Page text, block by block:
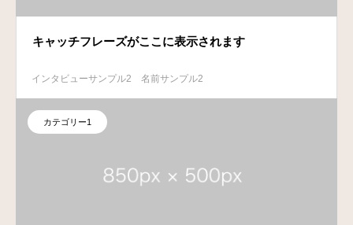
キャッチフレーズがここに表示されます
インタビューサンプル2 名前サンプル2
カテゴリー1